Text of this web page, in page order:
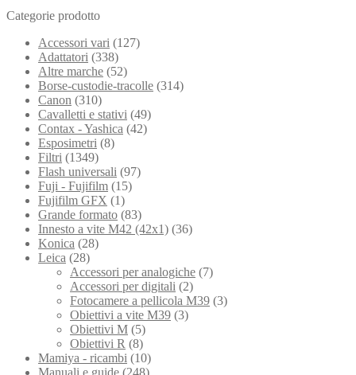
Categorie prodotto
Accessori vari (127)
Adattatori (338)
Altre marche (52)
Borse-custodie-tracolle (314)
Canon (310)
Cavalletti e stativi (49)
Contax - Yashica (42)
Esposimetri (8)
Filtri (1349)
Flash universali (97)
Fuji - Fujifilm (15)
Fujifilm GFX (1)
Grande formato (83)
Innesto a vite M42 (42x1) (36)
Konica (28)
Leica (28)
Accessori per analogiche (7)
Accessori per digitali (2)
Fotocamere a pellicola M39 (3)
Obiettivi a vite M39 (3)
Obiettivi M (5)
Obiettivi R (8)
Mamiya - ricambi (10)
Manuali e guide (248)